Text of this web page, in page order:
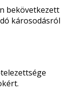
bekövetkezett
károsodásról